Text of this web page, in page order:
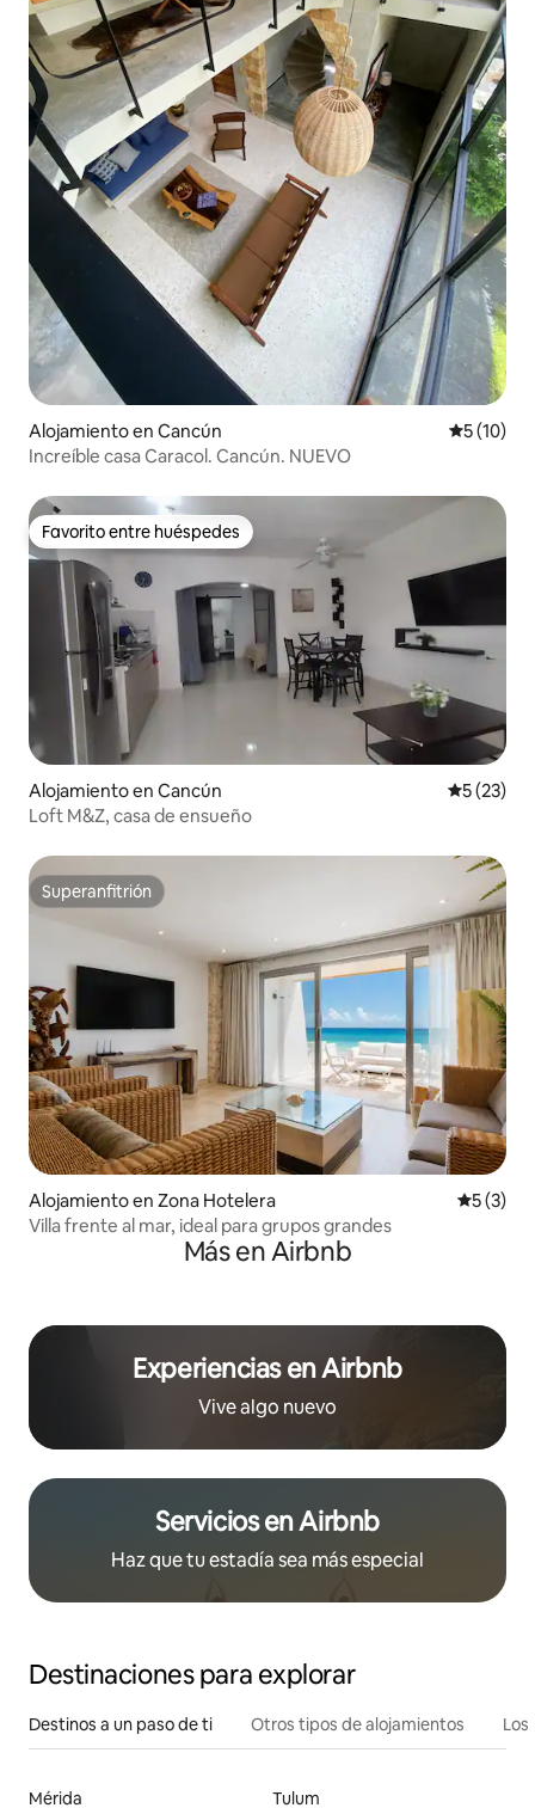
Alojamiento en Cancún
5 (10)
Increíble casa Caracol. Cancún. NUEVO
Favorito entre huéspedes
Favorito entre huéspedes
Alojamiento en Cancún
5 (23)
Loft M&Z, casa de ensueño
Superanfitrión
Superanfitrión
Alojamiento en Zona Hotelera
5 (3)
Villa frente al mar, ideal para grupos grandes
Más en Airbnb
Experiencias en Airbnb
Vive algo nuevo
Servicios en Airbnb
Haz que tu estadía sea más especial
Destinaciones para explorar
Destinos a un paso de ti Otros tipos de alojamientos
Mérida Tulum